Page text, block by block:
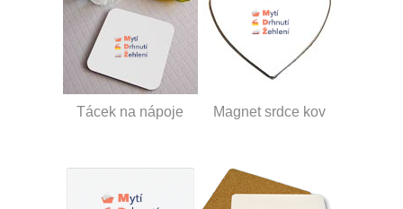
Tácek na nápoje Magnet srdce kov